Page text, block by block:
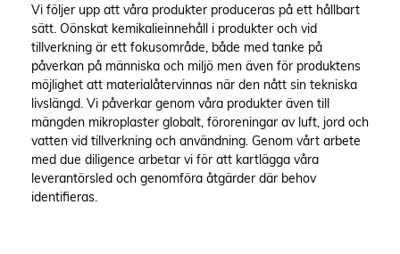
Vi följer upp att våra produkter produceras på ett hållbart
sätt. Oönskat kemikalieinnehåll i produkter och vid
tillverkning är ett fokusområde, både med tanke på
påverkan på människa och miljö men även för produktens
möjlighet att materialåtervinnas när den nått sin tekniska
livslängd. Vi påverkar genom våra produkter även till
mängden mikroplaster globalt, föroreningar av luft, jord och
vatten vid tillverkning och användning. Genom vårt arbete
med due diligence arbetar vi för att kartlägga våra
leverantörsled och genomföra åtgärder där behov
identifieras.